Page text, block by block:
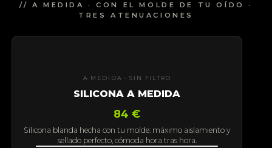
// A MEDIDA · CON EL MOLDE DE TU OÍDO ·
TRES ATENUACIONES
A MEDIDA · SIN FILTRO
SILICONA A MEDIDA
84 €
Silicona blanda hecha con tu molde: máximo aislamiento y
sellado perfecto, cómoda hora tras hora.